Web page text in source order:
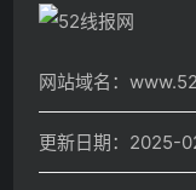
网站域名：
更新日期：2025-